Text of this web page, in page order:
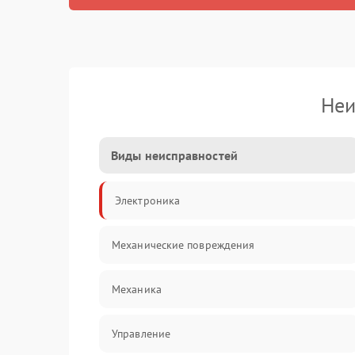
Виды неисправностей
Электроника
Механические повреждения
Механика
Управление